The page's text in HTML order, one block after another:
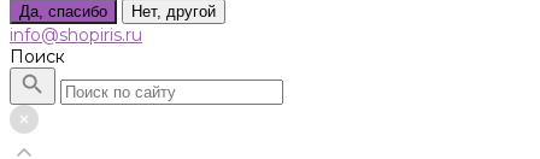
Да, спасибо Нет, другой
info@shopiris.ru
Поиск